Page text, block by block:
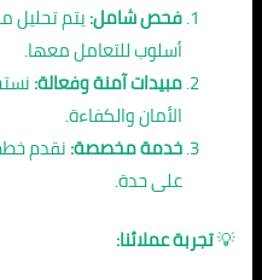
فحص شامل:يتم تحليل
أسلوب للتعامل معها.
مبيدات آمنة وفعالة:
الأمان والكفاءة.
خدمة مخصصة:نقدم
على حدة.
💡تجربة عملائنا: